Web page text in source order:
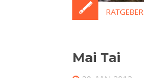
RATGEBER
Mai Tai